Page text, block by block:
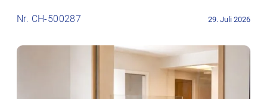
Nr. CH-500287 29. Juli 2026